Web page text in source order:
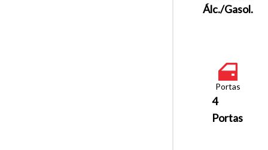
Álc./Gasol.
Portas
4
Portas